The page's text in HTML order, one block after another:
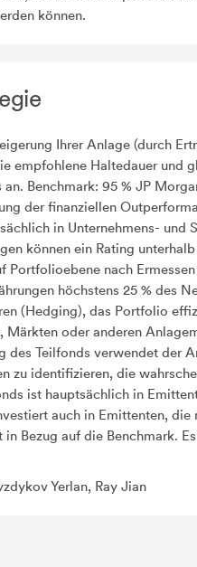
können.
Ihrer Anlage (durch
empfohlene Haltedauer und
Benchmark: 95 % JP
der finanziellen
in Unternehmens- und
können ein Rating
Portfolioebene nach
höchstens 25 % des
(Hedging), das Portfolio
Märkten oder anderen
des Teilfonds verwendet der
zu identifizieren, die
ist hauptsächlich in
auch in Emittenten,
in Bezug auf die Benchmark.
Yerlan, Ray Jian